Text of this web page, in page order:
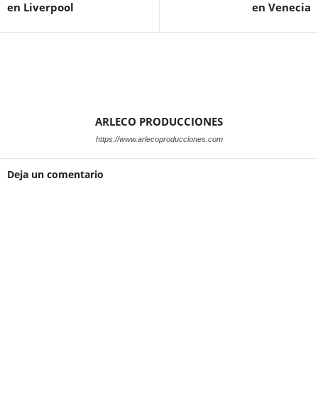
en Liverpool en Venecia
ARLECO PRODUCCIONES
https://www.arlecoproducciones.com
Deja un comentario